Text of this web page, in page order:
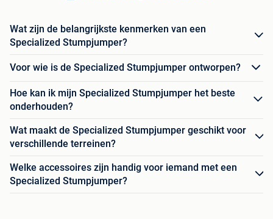
Wat zijn de belangrijkste kenmerken van een
Specialized Stumpjumper?
Voor wie is de Specialized Stumpjumper ontworpen?
Hoe kan ik mijn Specialized Stumpjumper het beste
onderhouden?
Wat maakt de Specialized Stumpjumper geschikt voor
verschillende terreinen?
Welke accessoires zijn handig voor iemand met een
Specialized Stumpjumper?